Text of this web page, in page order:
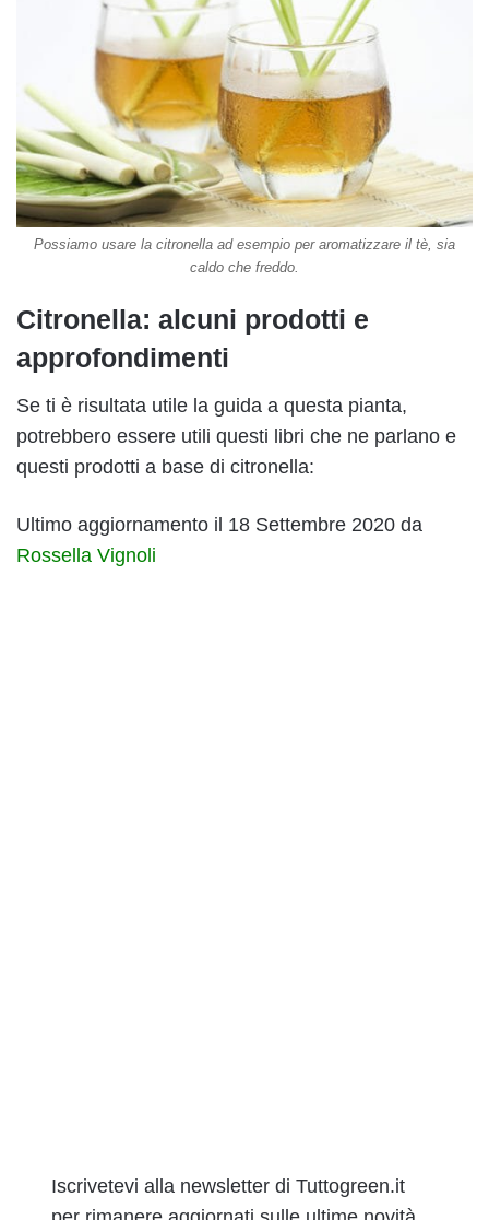
Possiamo usare la citronella ad esempio per aromatizzare il tè, sia
caldo che freddo.
Citronella: alcuni prodotti e
approfondimenti
Se ti è risultata utile la guida a questa pianta,
potrebbero essere utili questi libri che ne parlano e
questi prodotti a base di citronella:
Ultimo aggiornamento il 18 Settembre 2020 da
Rossella Vignoli
Iscrivetevi alla newsletter di Tuttogreen.it